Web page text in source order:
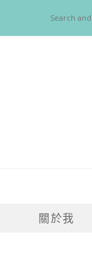
關於我